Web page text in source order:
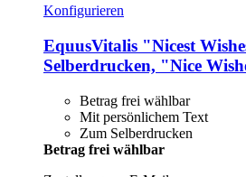
Konfigurieren
EquusVitalis "Nicest
Selberdrucken, "Nice
Betrag frei wählbar
Mit persönlichem Text
Zum Selberdrucken
Betrag frei wählbar